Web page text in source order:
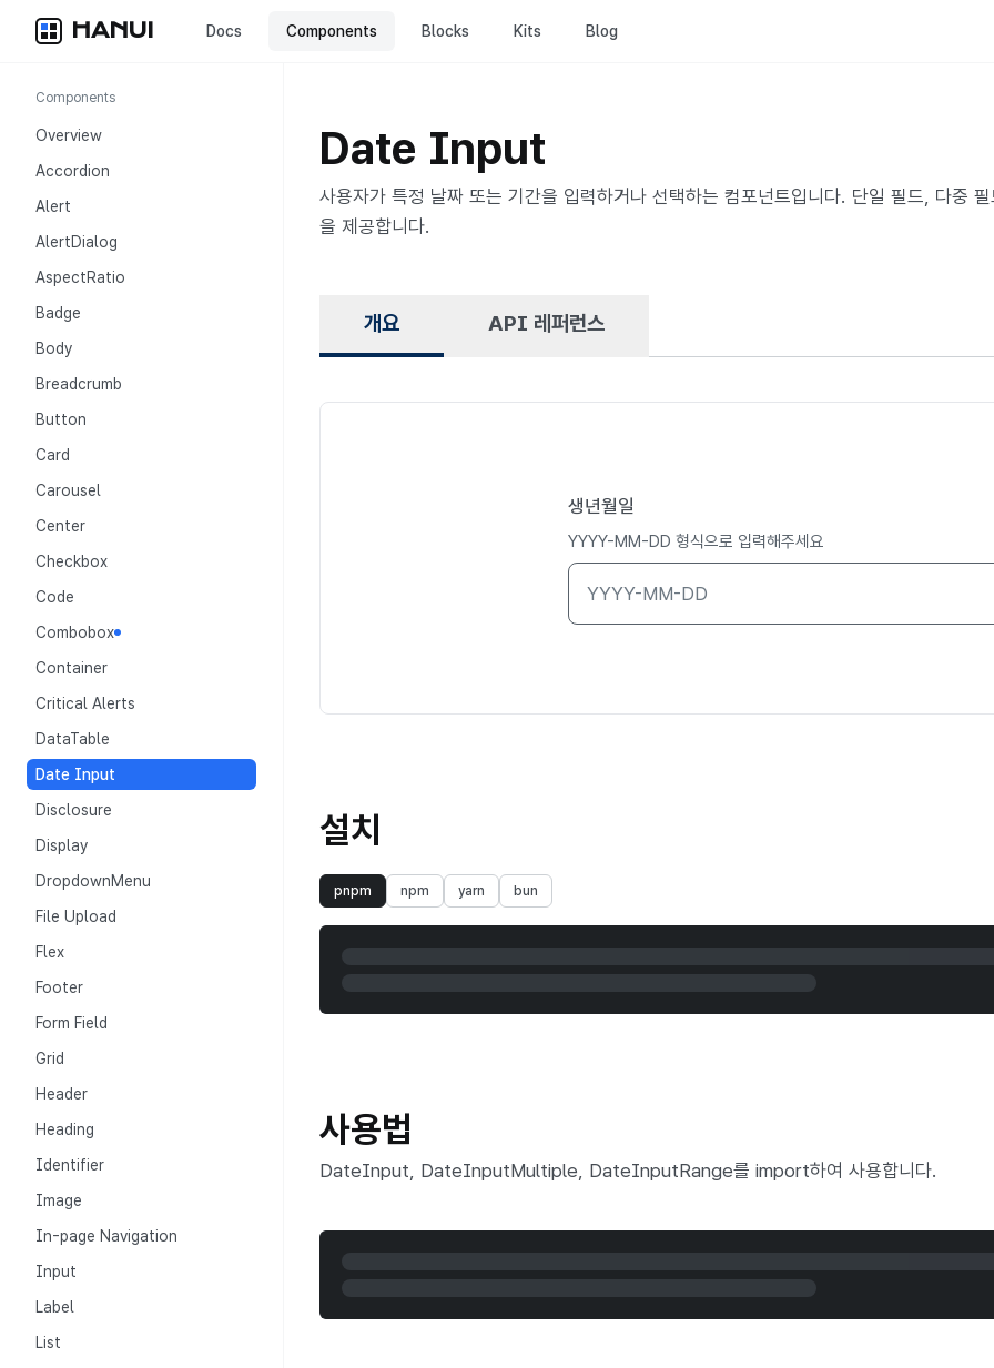
HANUI Docs Components Blocks Kits Blog
Components
Overview
Accordion
Alert
AlertDialog
AspectRatio
Badge
Body
Breadcrumb
Button
Card
Carousel
Center
Checkbox
Code
Combobox
Container
Critical Alerts
DataTable
Date Input
Disclosure
Display
DropdownMenu
File Upload
Flex
Footer
Form Field
Grid
Header
Heading
Identifier
Image
In-page Navigation
Input
Label
List
Date Input
사용자가 특정 날짜 또는 기간을 입력하거나 선택하는 컴포넌트입니다. 단일 필드, 다중
을 제공합니다.
개요 API 레퍼런스
생년월일
YYYY-MM-DD 형식으로 입력해주세요
설치
pnpm npm yarn bun
사용법
DateInput, DateInputMultiple, DateInputRange를 import하여 사용합니다.